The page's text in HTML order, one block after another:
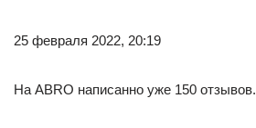
25 февраля 2022, 20:19
На ABRO написанно уже 150 отзывов.